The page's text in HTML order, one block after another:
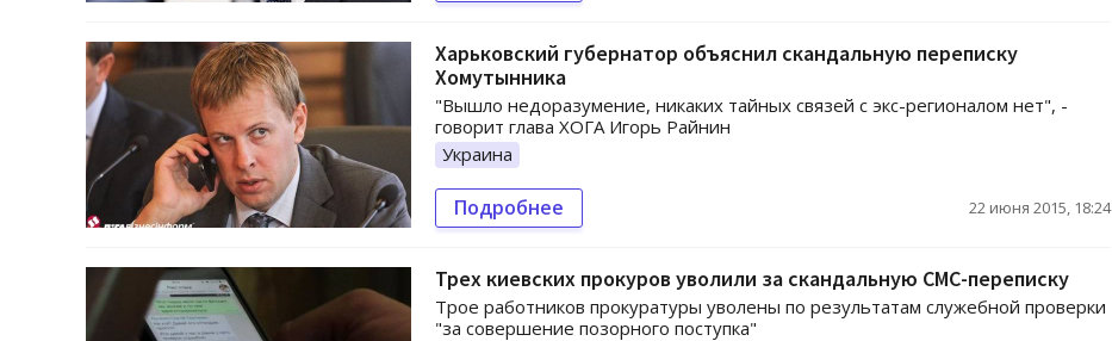
Харьковский губернатор объяснил скандальную переписку
Хомутынника
"Вышло недоразумение, никаких тайных связей с экс-регионалом нет", -
говорит глава ХОГА Игорь Райнин
Украина
Подробнее 22 июня 2015, 18:24
Трех киевских прокуров уволили за скандальную СМС-переписку
Трое работников прокуратуры уволены по результатам служебной проверки
"за совершение позорного поступка"